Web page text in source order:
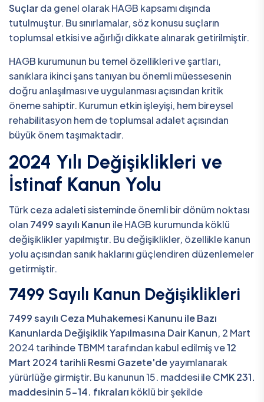
Suçlarda genel olarak HAGB kapsamı dışında
tutulmuştur. Bu sınırlamalar, söz konusu suçların
toplumsal etkisi ve ağırlığı dikkate alınarak getirilmiştir.
HAGB kurumunun bu temel özellikleri ve şartları,
sanıklara ikinci şans tanıyan bu önemli müessesenin
doğru anlaşılması ve uygulanması açısından kritik
öneme sahiptir. Kurumun etkin işleyişi, hem bireysel
rehabilitasyon hem de toplumsal adalet açısından
büyük önem taşımaktadır.
2024 Yılı Değişiklikleri ve
İstinaf Kanun Yolu
Türk ceza adaleti sisteminde önemli bir dönüm noktası
olan 7499 sayılı Kanun ile HAGB kurumunda köklü
değişiklikler yapılmıştır. Bu değişiklikler, özellikle kanun
yolu açısından sanık haklarını güçlendiren düzenlemeler
getirmiştir.
7499 Sayılı Kanun Değişiklikleri
7499 sayılı Ceza Muhakemesi Kanunu ile Bazı
Kanunlarda Değişiklik Yapılmasına Dair Kanun, 2 Mart
2024 tarihinde TBMM tarafından kabul edilmiş ve12
Mart 2024 tarihli Resmi Gazete'deyayımlanarak
yürürlüğe girmiştir. Bu kanunun 15. maddesi ileCMK 231.
maddesinin 5-14. fıkraları köklü bir şekilde